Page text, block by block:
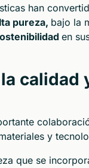
han
pureza, bajo la
en
calidad
y
que se